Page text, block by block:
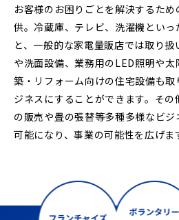
お客様のお困りごとを解決するた
供。冷蔵庫、テレビ、洗濯機とい
と、一般的な家電量販店では取り
や洗面設備、業務用のLED照明や
築・リフォーム向けの住宅設備も
ジネスにすることができます。そ
の販売や畳の張替等多種多様なビ
可能になり、事業の可能性を広げま